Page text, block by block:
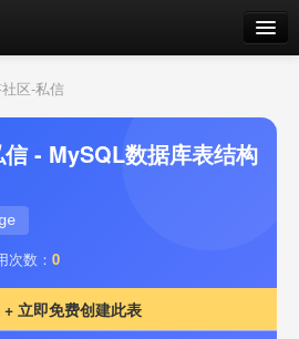
区-私信
- MySQL数据库表结构
次数： 0
+ 立即免费创建此表